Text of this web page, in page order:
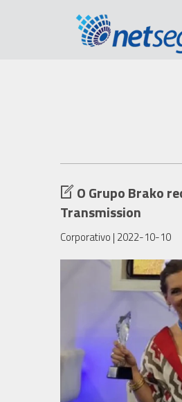
O Grupo Brako
Transmission
Corporativo | 2022-10-10